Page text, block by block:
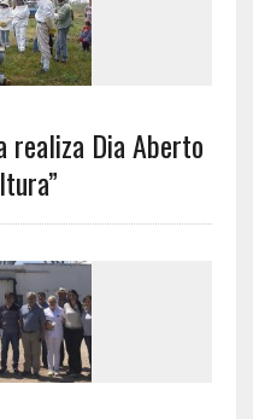
realiza Dia Aberto